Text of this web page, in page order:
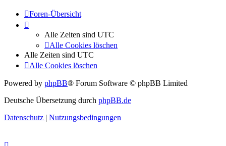
Foren-Übersicht
Alle Zeiten sind UTC
Alle Cookies löschen
Alle Zeiten sind UTC
Alle Cookies löschen
Powered by phpBB® Forum Software © phpBB Limited
Deutsche Übersetzung durch phpBB.de
Datenschutz | Nutzungsbedingungen